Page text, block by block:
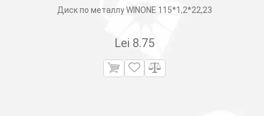
Диск по металлу WINONE 115*1,2*22,23
Lei 8.75